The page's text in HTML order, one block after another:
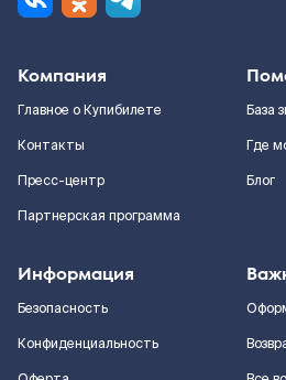
Компания
Главное о Купибилете
Контакты
Пресс-центр
Партнерская программа
База
Где
Блог
Информация
Безопасность
Конфиденциальность